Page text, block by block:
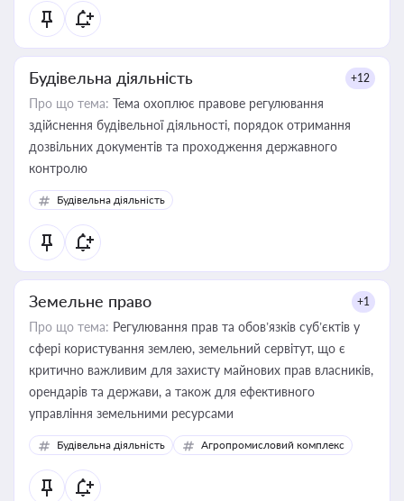
статусу суб'єктів оціночної діяльності
Будівельна діяльність +12
Про що тема: Тема охоплює правове регулювання
здійснення будівельної діяльності, порядок отримання
дозвільних документів та проходження державного
контролю
Будівельна діяльність
Земельне право +1
Про що тема: Регулювання прав та обов’язків суб’єктів у
сфері користування землею, земельний сервітут, що є
критично важливим для захисту майнових прав власників,
орендарів та держави, а також для ефективного
управління земельними ресурсами
Будівельна діяльність Агропромисловий комплекс